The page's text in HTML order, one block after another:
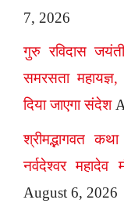
7, 2026
गुरु रविदास
समरसता
दिया जाएगा संदेश
श्रीमद्भागवत
नर्वदेश्वर
August 6, 2026